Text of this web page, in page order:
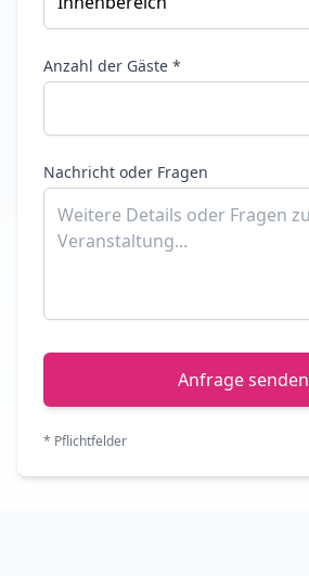
Anzahl der Gäste *
Nachricht oder Fragen
Anfrage senden
* Pflichtfelder